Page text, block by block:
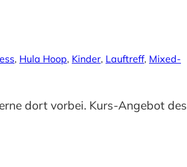
, Hula Hoop, Kinder, Lauftreff, Mixed-
dort vorbei. Kurs-Angebot des